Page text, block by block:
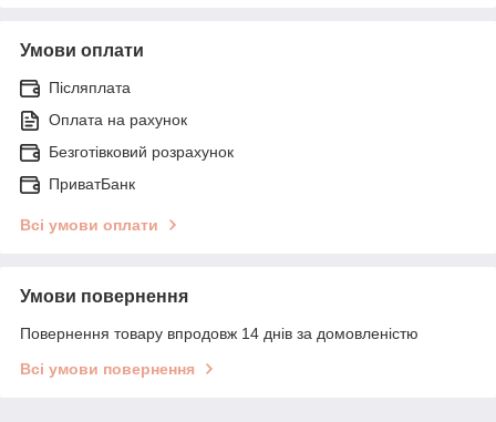
Умови оплати
Післяплата
Оплата на рахунок
Безготівковий розрахунок
ПриватБанк
Всі умови оплати
Умови повернення
Повернення товару впродовж 14 днів за домовленістю
Всі умови повернення